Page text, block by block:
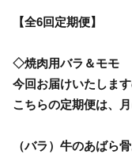
【全6回定期便】
◇焼肉用バラ＆モモ
今回お届けいたしま
こちらの定期便は、
（バラ）牛のあばら